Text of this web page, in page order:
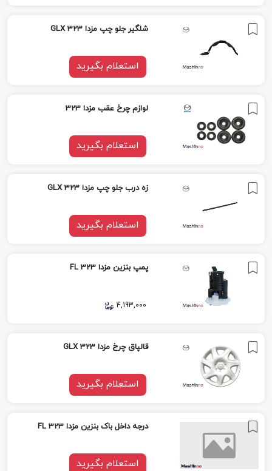
شلگیر جلو چپ مزدا 323 GLX
استعلام بگیرید
لوازم چرخ عقب مزدا 323
استعلام بگیرید
زه درب جلو چپ مزدا 323 GLX
استعلام بگیرید
پمپ بنزین مزدا 323 FL
4,193,000
قالپاق چرخ مزدا 323 GLX
استعلام بگیرید
درجه داخل باک بنزین مزدا 323 FL
استعلام بگیرید